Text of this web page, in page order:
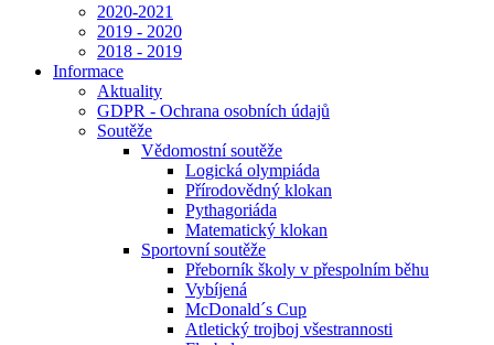
2020-2021
2019 - 2020
2018 - 2019
Informace
Aktuality
GDPR - Ochrana osobních údajů
Soutěže
Vědomostní soutěže
Logická olympiáda
Přírodovědný klokan
Pythagoriáda
Matematický klokan
Sportovní soutěže
Přeborník školy v přespolním běhu
Vybíjená
McDonald´s Cup
Atletický trojboj všestrannosti